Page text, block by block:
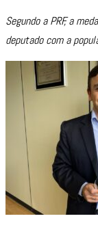
Segundo a PRF, a
deputado com a